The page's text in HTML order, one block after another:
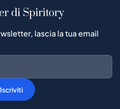
di Spiritory
lascia la tua email
Iscriviti